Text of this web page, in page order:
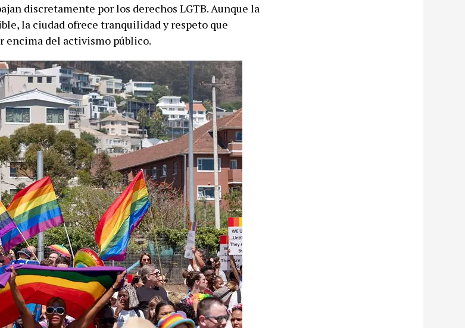
discretamente por los derechos LGTB. Aunque la
la ciudad ofrece tranquilidad y respeto que
encima del activismo público.